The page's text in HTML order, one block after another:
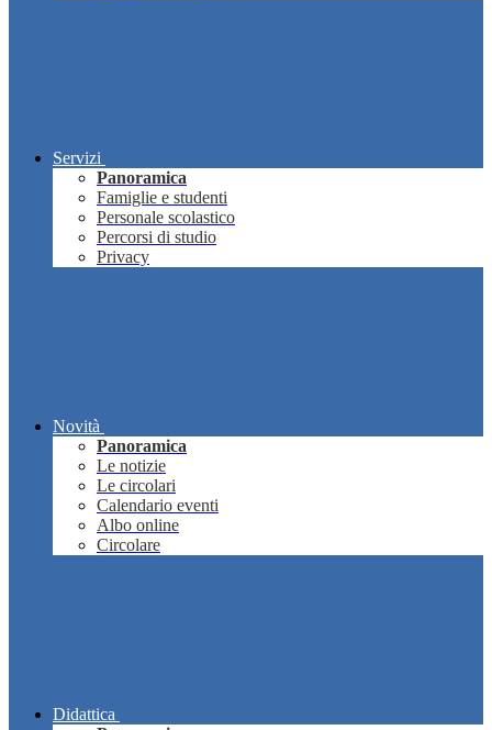
Servizi
Panoramica
Famiglie e studenti
Personale scolastico
Percorsi di studio
Privacy
Novità
Panoramica
Le notizie
Le circolari
Calendario eventi
Albo online
Circolare
Didattica